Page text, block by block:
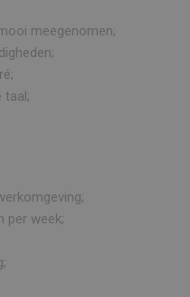
meegenomen;
taal;
per week;